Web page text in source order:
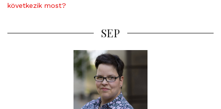
következik most?
SEP